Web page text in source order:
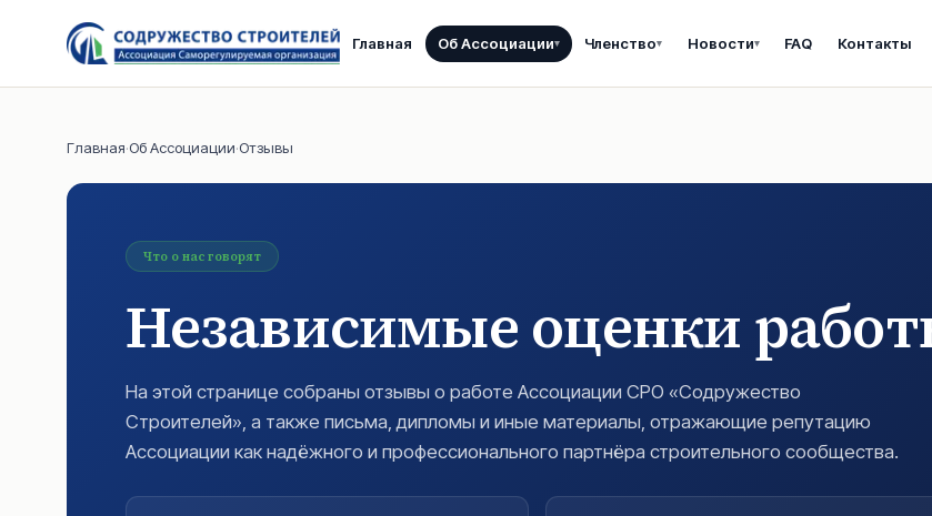
Главная Об Ассоциации▾ Членство▾ Новости▾ FAQ Контакты
Главная·Об Ассоциации·Отзывы
Что о нас говорят
Независимые оценки
На этой странице собраны отзывы о работе Ассоциации СРО «Содружество
Строителей», а также письма, дипломы и иные материалы, отражающие репутацию
Ассоциации как надёжного и профессионального партнёра строительного сообщества.